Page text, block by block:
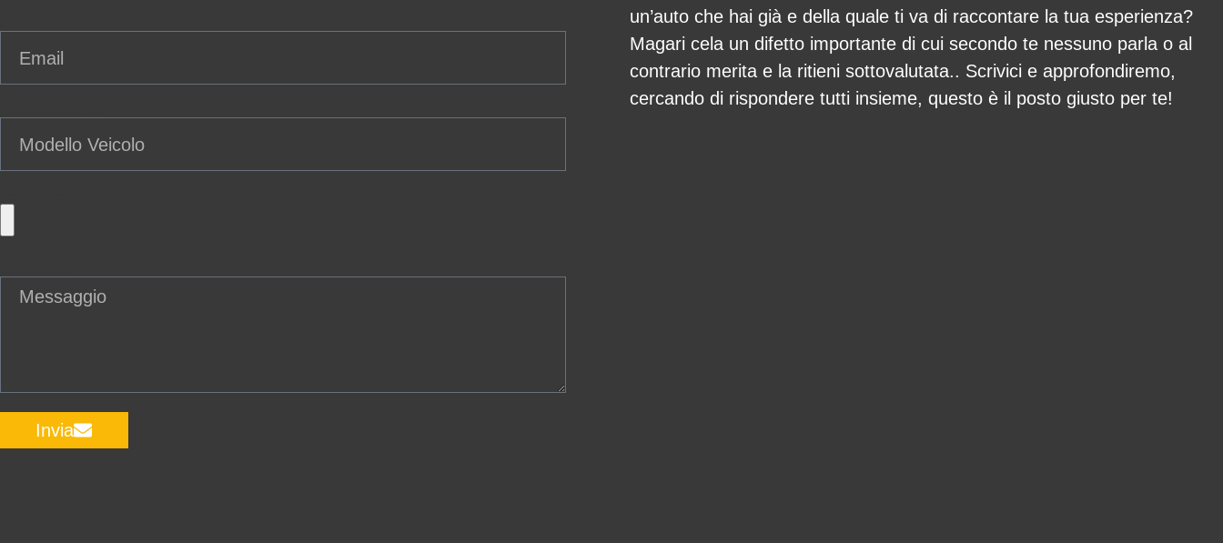
Invia
un’auto che hai già e della quale ti va di raccontare la tua esperienza?
Magari cela un difetto importante di cui secondo te nessuno parla o al
contrario merita e la ritieni sottovalutata.. Scrivici e approfondiremo,
cercando di rispondere tutti insieme, questo è il posto giusto per te!